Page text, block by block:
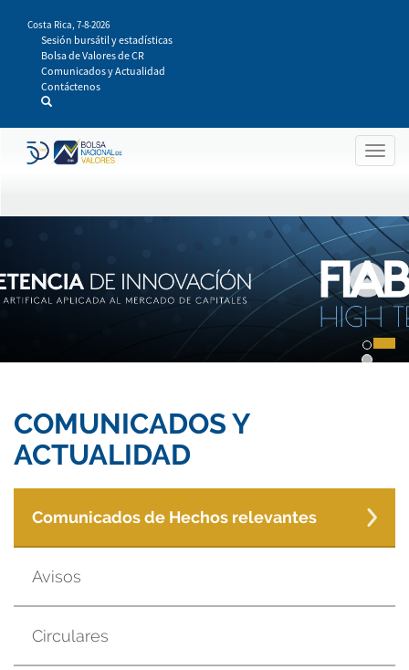
contenido
principal
Costa Rica, 7-8-2026
Sesión bursátil y estadísticas
Bolsa de Valores de CR
Comunicados y Actualidad
Contáctenos
COMUNICADOS Y
ACTUALIDAD
Comunicados de Hechos relevantes
Avisos
Circulares